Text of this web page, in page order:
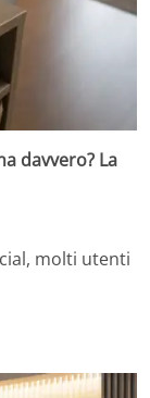
davvero? La
molti utenti